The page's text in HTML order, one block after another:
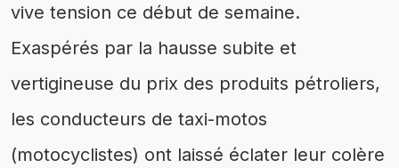
vive tension ce début de semaine.
Exaspérés par la hausse subite et
vertigineuse du prix des produits pétroliers,
les conducteurs de taxi-motos
(motocyclistes) ont laissé éclater leur colère